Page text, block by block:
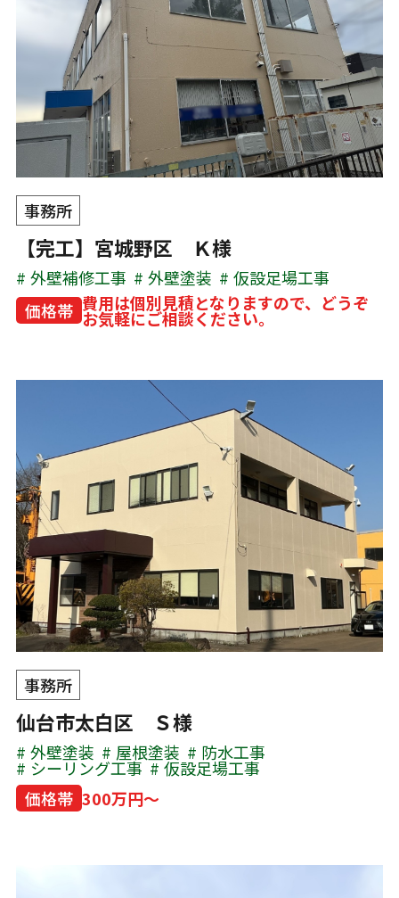
事務所
【完工】宮城野区 Ｋ様
外壁補修工事 外壁塗装
仮設足場工事
価格帯 費用は個別見積となりますので、どうぞ
お気軽にご相談ください。
事務所
仙台市太白区 Ｓ様
外壁塗装 屋根塗装 防水工事
シーリング工事
仮設足場工事
価格帯 300万円～